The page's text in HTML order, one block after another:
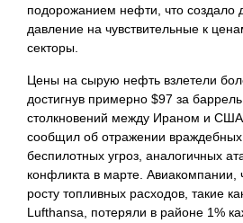
подорожанием нефти, что создало
давление на чувствительные к
секторы.
Цены на сырую нефть взлетели
достигнув примерно $97 за
столкновений между Ираном и
сообщил об отражении враждебных
беспилотных угроз, аналогичных
конфликта в марте. Авиакомпании,
росту топливных расходов, такие
Lufthansa, потеряли в районе 1%